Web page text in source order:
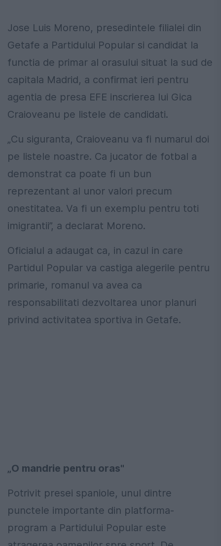
Jose Luis Moreno, presedintele filialei din
Getafe a Partidului Popular si candidat la
functia de primar al orasului situat la sud de
capitala Madrid, a confirmat ieri pentru
agentia de presa EFE inscrierea lui Gica
Craioveanu pe listele de candidati.
„Cu siguranta, Craioveanu va fi numarul doi
pe listele noastre. Ca jucator de fotbal a
demonstrat ca poate fi un bun
reprezentant al unor valori precum
onestitatea. Va fi un exemplu pentru toti
imigrantii”, a declarat Moreno.
Oficialul a adaugat ca, in cazul in care
Partidul Popular va castiga alegerile pentru
primarie, romanul va avea ca
responsabilitati dezvoltarea unor planuri
privind activitatea sportiva in Getafe.
„O mandrie pentru oras"
Potrivit presei spaniole, unul dintre
punctele importante din platforma-
program a Partidului Popular este